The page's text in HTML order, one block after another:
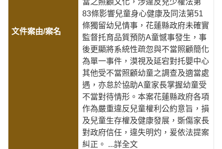
當之照顧文化，涉違反兒少權法第
83條影響兒童身心健康及同法第51
條獨留幼兒情事，花蓮縣政府未確實
監督托育品質預防A童憾事發生，事
後更顯將系統性疏忽與不當照顧簡化
為單一事件，漠視及延宕對托嬰中心
其他受不當照顧幼童之調查及適當處
遇，亦怠於協助A童家長掌握幼童受
不當對待情形。本案花蓮縣政府各項
作為嚴重違反兒童權利公約意旨，損
及兒童生存權及健康發展，斲傷家長
對政府信任，違失明灼，爰依法提案
糾正。 ...詳全文